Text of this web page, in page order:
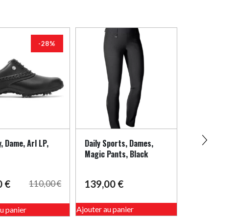
-28%
Dame, Arl LP,
€ 110,00€
panier
produit
Daily Sports, Dames,
Magic Pants, Black
139,00 €
Ajouter au panier
Adidas,